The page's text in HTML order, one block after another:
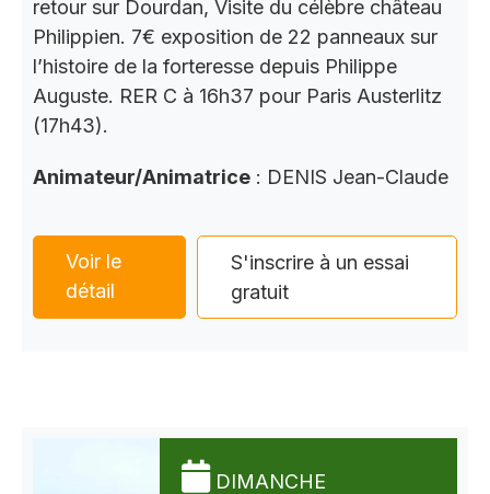
retour sur Dourdan, Visite du célèbre château
Philippien. 7€ exposition de 22 panneaux sur
l’histoire de la forteresse depuis Philippe
Auguste. RER C à 16h37 pour Paris Austerlitz
(17h43).
Animateur/Animatrice : DENIS Jean-Claude
Voir le
détail
S'inscrire à un essai
gratuit
DIMANCHE